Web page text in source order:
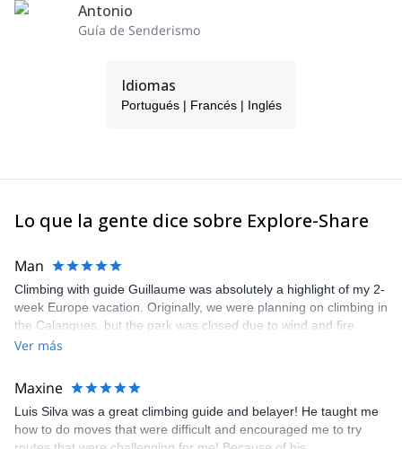
Antonio
Guía de Senderismo
Idiomas
Portugués | Francés | Inglés
Lo que la gente dice sobre Explore-Share
Man
Climbing with guide Guillaume was absolutely a highlight of my 2-
week Europe vacation. Originally, we were planning on climbing in
the Calanques, but the park was closed due to wind and fire
danger. Guillaume chose another amazing location (Pic de
kindly offered train station pick-up and hotel drop off, which I
appreciated very much. The multi-pitch route we did was not only
fun but also the right amount of challenge, which I thoroughly
enjoyed. The communication from the team (Gauthier) was
Ver más
Maxine
Luis Silva was a great climbing guide and belayer! He taught me
how to do moves that were difficult and encouraged me to try